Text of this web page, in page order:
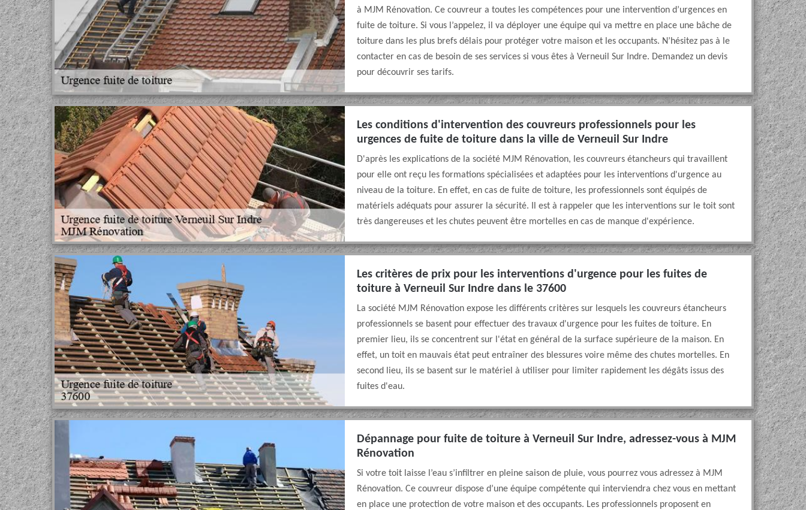
à MJM Rénovation. Ce couvreur a toutes les compétences pour une intervention d’urgences en
fuite de toiture. Si vous l’appelez, il va déployer une équipe qui va mettre en place une bâche de
toiture dans les plus brefs délais pour protéger votre maison et les occupants. N’hésitez pas à le
contacter en cas de besoin de ses services si vous êtes à Verneuil Sur Indre. Demandez un devis
pour découvrir ses tarifs.
Les conditions d'intervention des couvreurs professionnels pour les
urgences de fuite de toiture dans la ville de Verneuil Sur Indre
D'après les explications de la société MJM Rénovation, les couvreurs étancheurs qui travaillent
pour elle ont reçu les formations spécialisées et adaptées pour les interventions d'urgence au
niveau de la toiture. En effet, en cas de fuite de toiture, les professionnels sont équipés de
matériels adéquats pour assurer la sécurité. Il est à rappeler que les interventions sur le toit sont
très dangereuses et les chutes peuvent être mortelles en cas de manque d'expérience.
Les critères de prix pour les interventions d'urgence pour les fuites de
toiture à Verneuil Sur Indre dans le 37600
La société MJM Rénovation expose les différents critères sur lesquels les couvreurs étancheurs
professionnels se basent pour effectuer des travaux d'urgence pour les fuites de toiture. En
premier lieu, ils se concentrent sur l'état en général de la surface supérieure de la maison. En
effet, un toit en mauvais état peut entraîner des blessures voire même des chutes mortelles. En
second lieu, ils se basent sur le matériel à utiliser pour limiter rapidement les dégâts issus des
fuites d'eau.
Dépannage pour fuite de toiture à Verneuil Sur Indre, adressez-vous à MJM
Rénovation
Si votre toit laisse l’eau s’infiltrer en pleine saison de pluie, vous pourrez vous adressez à MJM
Rénovation. Ce couvreur dispose d’une équipe compétente qui interviendra chez vous en mettant
en place une protection de votre maison et des occupants. Les professionnels proposent en